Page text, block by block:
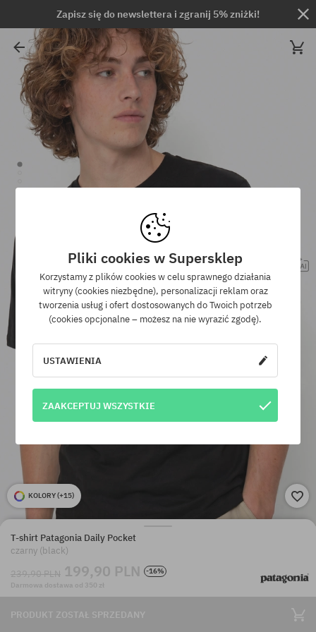
Zapisz się do newslettera i zgranij 5% zniżki!
KOLORY (+15)
T-shirt Patagonia Daily Pocket
czarny (black)
239,90 PLN 199,90 PLN
-16%
Darmowa dostawa od 350 zł
PRODUKT ZOSTAŁ SPRZEDANY
Pliki cookies w Supersklep
Korzystamy z plików cookies w celu sprawnego działania
witryny (cookies niezbędne), personalizacji reklam oraz
tworzenia usług i ofert dostosowanych do Twoich potrzeb
(cookies opcjonalne – możesz na nie wyrazić zgodę).
USTAWIENIA
ZAAKCEPTUJ WSZYSTKIE